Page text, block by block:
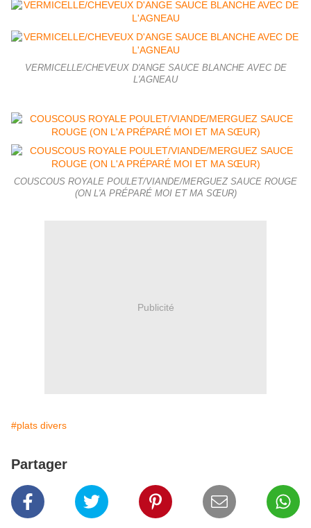
VERMICELLE/CHEVEUX D'ANGE SAUCE BLANCHE AVEC DE
L'AGNEAU
COUSCOUS ROYALE POULET/VIANDE/MERGUEZ SAUCE ROUGE
(ON L'A PRÉPARÉ MOI ET MA SŒUR)
Publicité
#plats divers
Partager